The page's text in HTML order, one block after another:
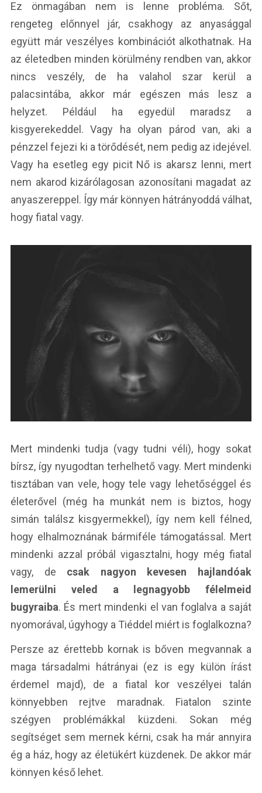
Ez önmagában nem is lenne probléma. Sőt,
rengeteg előnnyel jár, csakhogy az anyasággal
együtt már veszélyes kombinációt alkothatnak. Ha
az életedben minden körülmény rendben van, akkor
nincs veszély, de ha valahol szar kerül a
palacsintába, akkor már egészen más lesz a
helyzet. Például ha egyedül maradsz a
kisgyerekeddel. Vagy ha olyan párod van, aki a
pénzzel fejezi ki a törődését, nem pedig az idejével.
Vagy ha esetleg egy picit Nő is akarsz lenni, mert
nem akarod kizárólagosan azonosítani magadat az
anyaszereppel. Így már könnyen hátrányoddá válhat,
hogy fiatal vagy.
Mert mindenki tudja (vagy tudni véli), hogy sokat
bírsz, így nyugodtan terhelhető vagy. Mert mindenki
tisztában van vele, hogy tele vagy lehetőséggel és
életerővel (még ha munkát nem is biztos, hogy
simán találsz kisgyermekkel), így nem kell félned,
hogy elhalmoznának bármiféle támogatással. Mert
mindenki azzal próbál vigasztalni, hogy még fiatal
vagy, de csak nagyon kevesen hajlandóak
lemerülni veled a legnagyobb félelmeid
bugyraiba. És mert mindenki el van foglalva a saját
nyomorával, úgyhogy a Tiéddel miért is foglalkozna?
Persze az érettebb kornak is bőven megvannak a
maga társadalmi hátrányai (ez is egy külön írást
érdemel majd), de a fiatal kor veszélyei talán
könnyebben rejtve maradnak. Fiatalon szinte
szégyen problémákkal küzdeni. Sokan még
segítséget sem mernek kérni, csak ha már annyira
ég a ház, hogy az életükért küzdenek. De akkor már
könnyen késő lehet.